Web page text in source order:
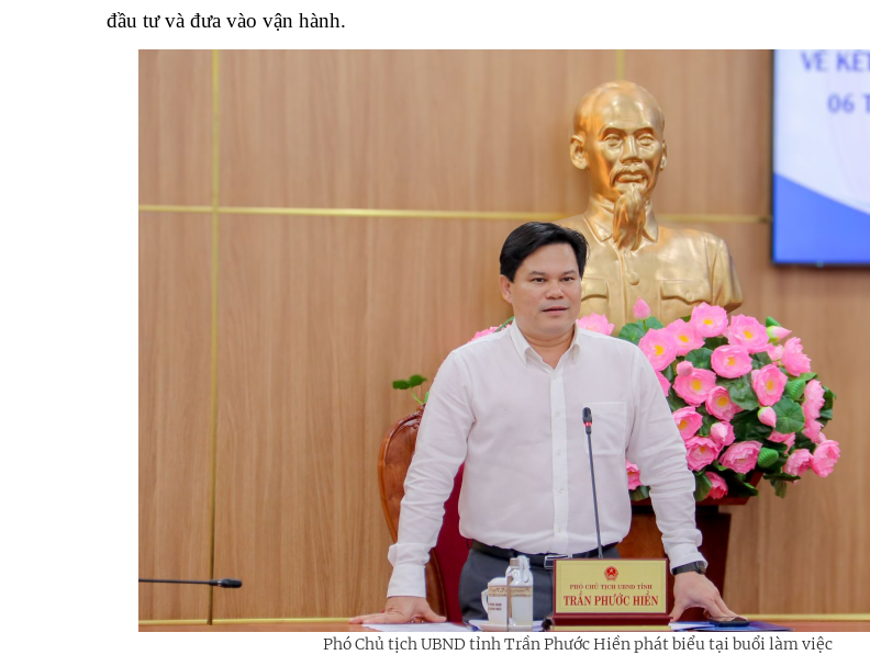
đầu tư và đưa vào vận hành.
Phó Chủ tịch UBND tỉnh Trần Phước Hiền phát biểu tại buổi làm việc